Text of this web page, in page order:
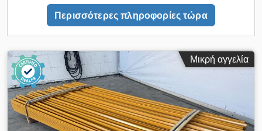
Περισσότερες πληροφορίες τώρα
Μικρή αγγελία